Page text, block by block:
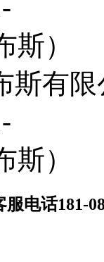
电话181-